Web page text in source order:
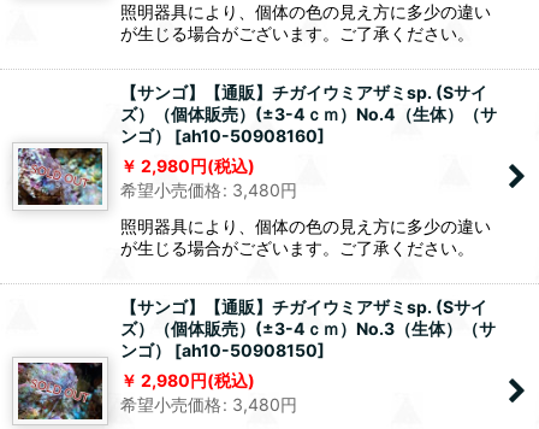
照明器具により、個体の色の見え方に多少の違い
が生じる場合がございます。ご了承ください。
【サンゴ】【通販】チガイウミアザミsp. (Sサイ
ズ）（個体販売）(±3-4ｃｍ）No.4（生体）（サ
ンゴ）
[ah10-50908160]
2,980円(税込)
希望小売価格: 3,480円
照明器具により、個体の色の見え方に多少の違い
が生じる場合がございます。ご了承ください。
【サンゴ】【通販】チガイウミアザミsp. (Sサイ
ズ）（個体販売）(±3-4ｃｍ）No.3（生体）（サ
ンゴ）
[ah10-50908150]
2,980円(税込)
希望小売価格: 3,480円